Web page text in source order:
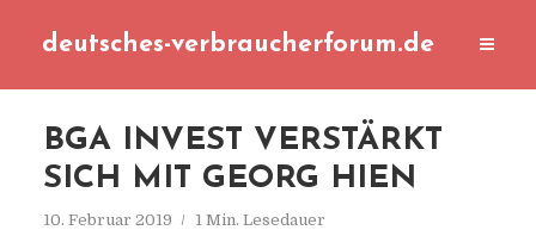
deutsches-verbraucherforum.de
BGA INVEST VERSTÄRKT
SICH MIT GEORG HIEN
10. Februar 2019 1 Min. Lesedauer